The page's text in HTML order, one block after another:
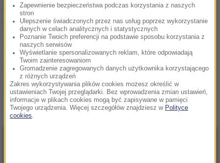
prezydentury
Grad miał nawet 7 cm
średnicy. Potężne burze
Tragedia na drodze w
Świętokrzyskiem. Jedna
osoba nie żyje
Zapewnienie bezpieczeństwa podczas korzystania z naszych
stron
Ulepszenie świadczonych przez nas usług poprzez wykorzystanie
danych w celach analitycznych i statystycznych
Poznanie Twoich preferencji na podstawie sposobu korzystania z
naszych serwisów
Wyświetlanie spersonalizowanych reklam, które odpowiadają
Twoim zainteresowaniom
Gromadzenie zagregowanych danych użytkownika korzystającego
z różnych urządzeń
Zakres wykorzystywania plików cookies możesz określić w
ustawieniach Twojej przeglądarki. Bez wprowadzenia zmian ustawień,
informacje w plikach cookies mogą być zapisywane w pamięci
Twojego urządzenia. Więcej szczegółów znajdziesz w Polityce
cookies.